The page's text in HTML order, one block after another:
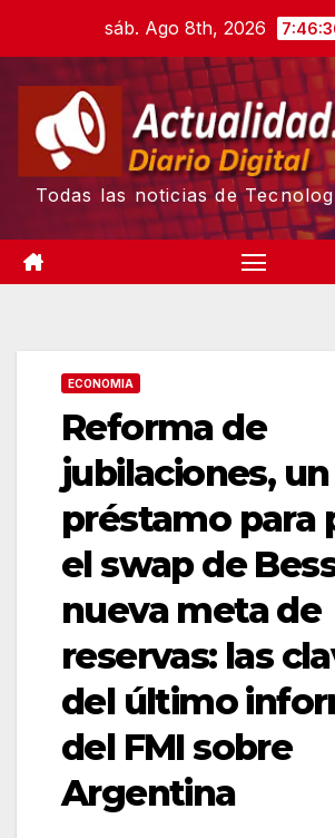
content
sáb. Ago 8th, 2026
Todas las noticias de
ECONOMIA
Reforma de
jubilaciones, un
préstamo para
el swap de
nueva meta de
reservas: las
del último
del FMI sobre
Argentina